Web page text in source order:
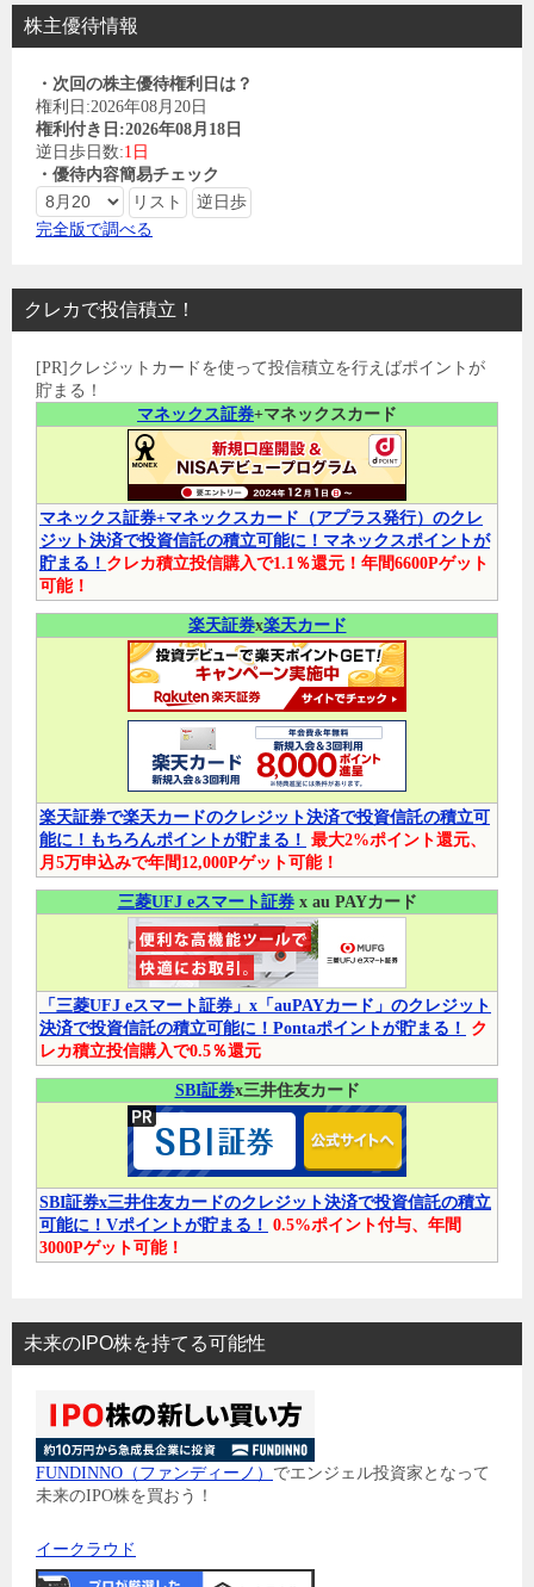
株主優待情報
・次回の株主優待権利日は？
権利日:2026年08月20日
権利付き日:2026年08月18日
逆日歩日数:1日
・優待内容簡易チェック
完全版で調べる
クレカで投信積立！
[PR]クレジットカードを使って投信積立を行えばポイントが
貯まる！
マネックス証券+マネックスカード
マネックス証券+マネックスカード（アプラス発行）のクレ
ジット決済で投資信託の積立可能に！マネックスポイントが
貯まる！ クレカ積立投信購入で1.1％還元！年間6600Pゲット
可能！
楽天証券x楽天カード
楽天証券で楽天カードのクレジット決済で投資信託の積立可
能に！もちろんポイントが貯まる！ 最大2%ポイント還元、
月5万申込みで年間12,000Pゲット可能！
三菱UFJ eスマート証券x au PAYカード
「三菱UFJ eスマート証券」x「auPAYカード」のクレジット
決済で投資信託の積立可能に！Pontaポイントが貯まる！
ク
レカ積立投信購入で0.5％還元
SBI証券x三井住友カード
SBI証券x三井住友カードのクレジット決済で投資信託の積立
可能に！Vポイントが貯まる！ 0.5%ポイント付与、年間
3000Pゲット可能！
未来のIPO株を持てる可能性
FUNDINNO（ファンディーノ） でエンジェル投資家となって
未来のIPO株を買おう！
イークラウド